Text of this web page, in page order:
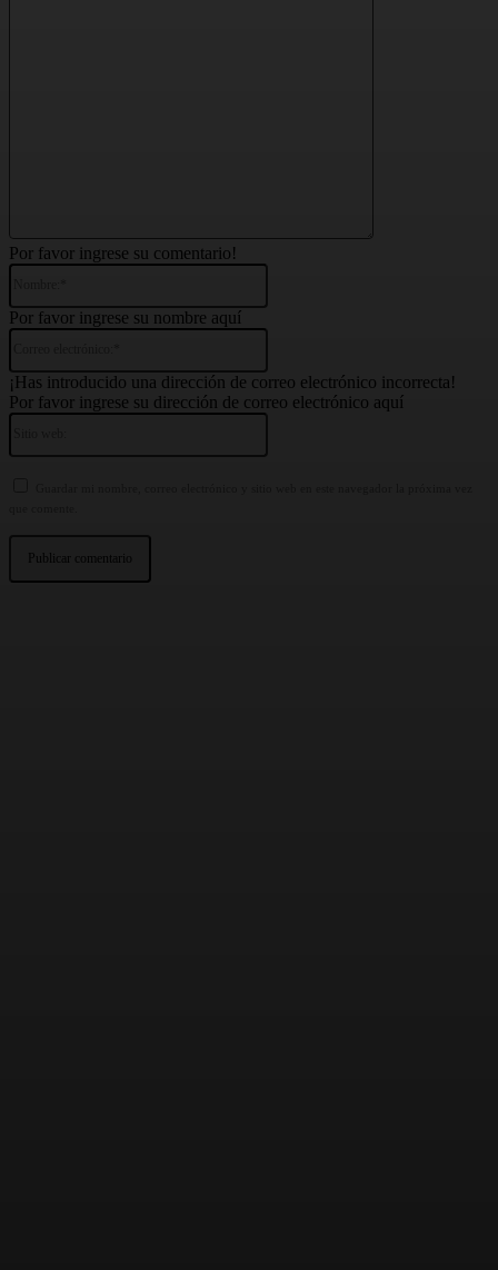
Por favor ingrese su comentario!
Por favor ingrese su nombre aquí
¡Has introducido una dirección de correo electrónico incorrecta!
Por favor ingrese su dirección de correo electrónico aquí